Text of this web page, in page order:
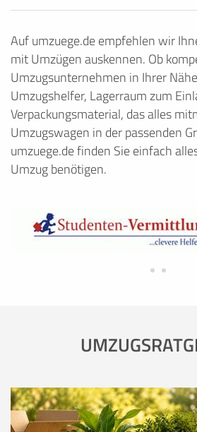
Auf umzuege.de empfehlen wir
mit Umzügen auskennen. Ob
Umzugsunternehmen in Ihrer
Umzugshelfer, Lagerraum zum
Verpackungsmaterial, das alles
Umzugswagen in der passenden
umzuege.de finden Sie einfach
Umzug benötigen.